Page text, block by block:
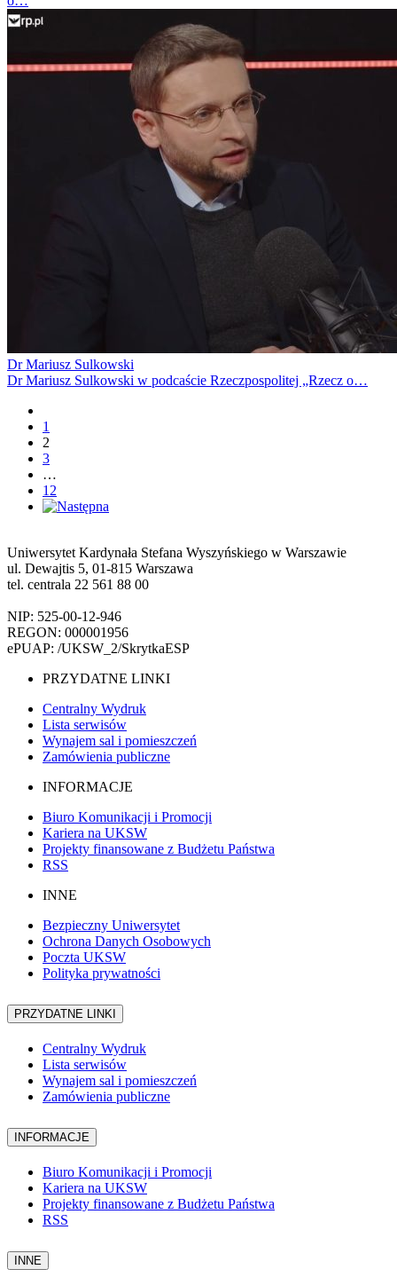
Dr Mariusz Sulkowski
Dr Mariusz Sulkowski w podcaście Rzeczpospolitej „Rzecz o…
1
2
3
…
12
Uniwersytet Kardynała Stefana Wyszyńskiego w Warszawie
ul. Dewajtis 5, 01-815 Warszawa
tel. centrala 22 561 88 00
NIP: 525-00-12-946
REGON: 000001956
ePUAP: /UKSW_2/SkrytkaESP
PRZYDATNE LINKI
Centralny Wydruk
Lista serwisów
Wynajem sal i pomieszczeń
Zamówienia publiczne
INFORMACJE
Biuro Komunikacji i Promocji
Kariera na UKSW
Projekty finansowane z Budżetu Państwa
RSS
INNE
Bezpieczny Uniwersytet
Ochrona Danych Osobowych
Poczta UKSW
Polityka prywatności
PRZYDATNE LINKI
Centralny Wydruk
Lista serwisów
Wynajem sal i pomieszczeń
Zamówienia publiczne
INFORMACJE
Biuro Komunikacji i Promocji
Kariera na UKSW
Projekty finansowane z Budżetu Państwa
RSS
INNE